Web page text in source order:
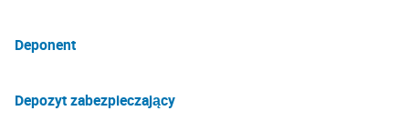
Deponent
Depozyt zabezpieczający